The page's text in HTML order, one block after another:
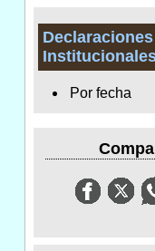
Declaraciones
Por fecha